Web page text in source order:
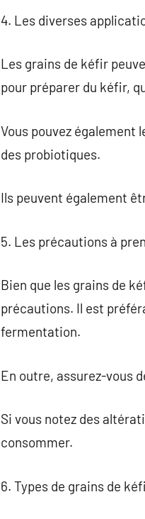
4. Les diverses
Les grains de kéfir
pour préparer du kéfir,
Vous pouvez également
des probiotiques.
Ils peuvent également
5. Les précautions à
Bien que les grains de
précautions. Il est
fermentation.
En outre, assurez-vous
Si vous notez des
consommer.
6. Types de grains de